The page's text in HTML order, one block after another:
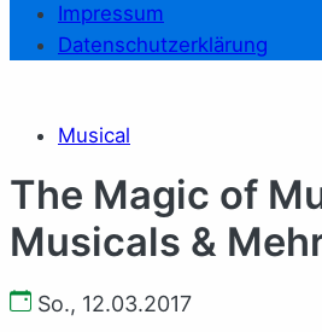
Impressum
Datenschutzerklärung
Musical
The Magic of
Musicals &
So., 12.03.2017